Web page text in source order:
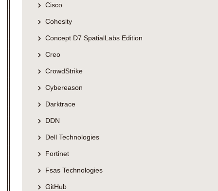
Cisco
Cohesity
Concept D7 SpatialLabs Edition
Creo
CrowdStrike
Cybereason
Darktrace
DDN
Dell Technologies
Fortinet
Fsas Technologies
GitHub